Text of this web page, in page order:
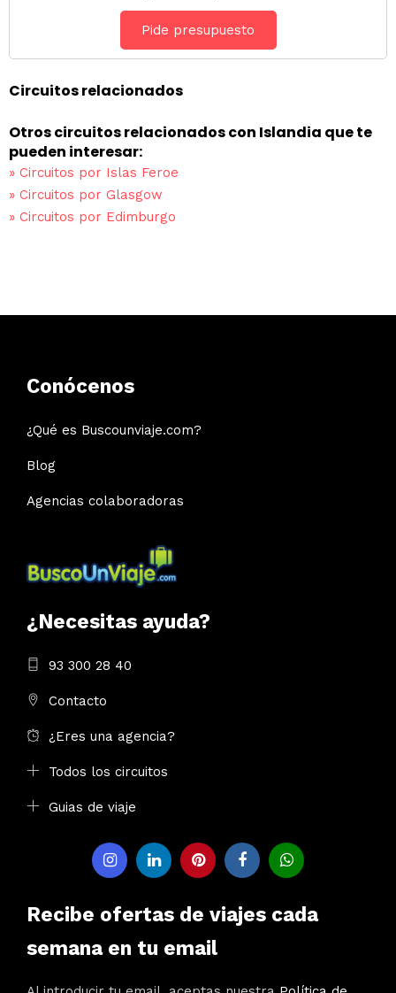
Pide presupuesto
Circuitos relacionados
Otros circuitos relacionados con Islandia que te
pueden interesar:
» Circuitos por Islas Feroe
» Circuitos por Glasgow
» Circuitos por Edimburgo
Conócenos
¿Qué es Buscounviaje.com?
Blog
Agencias colaboradoras
¿Necesitas ayuda?
93 300 28 40
Contacto
¿Eres una agencia?
Todos los circuitos
Guias de viaje
Recibe ofertas de viajes cada
semana en tu email